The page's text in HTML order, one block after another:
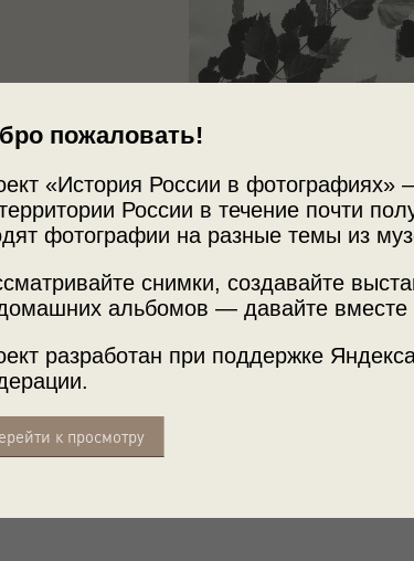
пожаловать!
«История России в
России в течение почти
фотографии на разные темы из
снимки, создавайте
альбомов — давайте вместе
разработан при поддержке
к просмотру
детали, фактуры. Фотографии Александра